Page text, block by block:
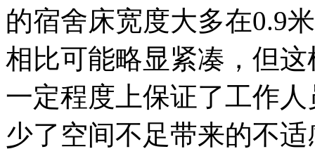
的宿舍床宽度大多在0.9
相比可能略显紧凑，但
一定程度上保证了工作
少了空间不足带来的不适